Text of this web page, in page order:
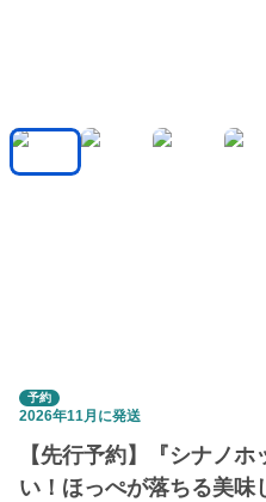
予約
2026年11月に発送
【先行予約】『シナノ
い！ほっぺが落ちる美